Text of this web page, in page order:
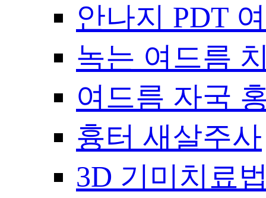
안나지 PDT
녹는 여드름
여드름 자국
흉터 새살주사
3D 기미치료